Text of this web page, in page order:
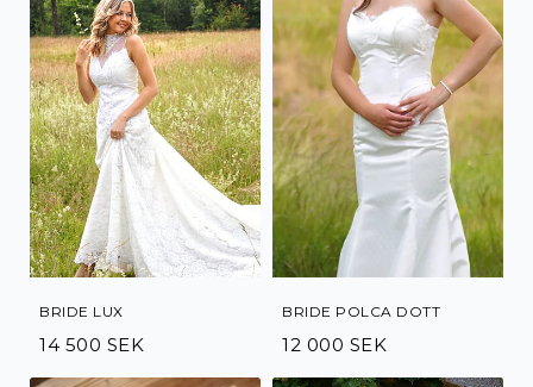
BRIDE LUX
14 500 SEK
BRIDE POLCA DOTT
12 000 SEK